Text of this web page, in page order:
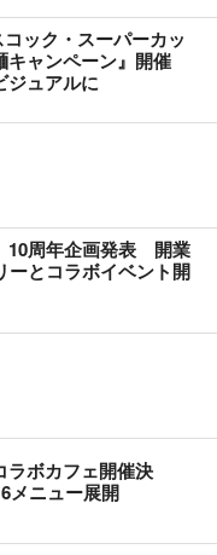
ック・スーパーカッ
キャンペーン』開催
ジュアルに
10周年企画発表 開業
ーとコラボイベント開
ラボカフェ開催決
ニュー展開